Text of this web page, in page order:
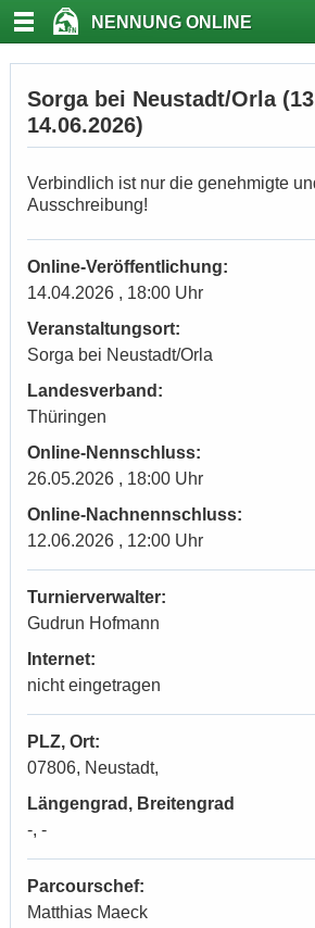
NENNUNG ONLINE
Sorga bei Neustadt/Orla
14.06.2026)
Verbindlich ist nur die genehmigte
Ausschreibung!
Online-Veröffentlichung:
14.04.2026 , 18:00 Uhr
Veranstaltungsort:
Sorga bei Neustadt/Orla
Landesverband:
Thüringen
Online-Nennschluss:
26.05.2026 , 18:00 Uhr
Online-Nachnennschluss:
12.06.2026 , 12:00 Uhr
Turnierverwalter:
Gudrun Hofmann
Internet:
nicht eingetragen
PLZ, Ort:
07806, Neustadt,
Längengrad, Breitengrad
-, -
Parcourschef:
Matthias Maeck